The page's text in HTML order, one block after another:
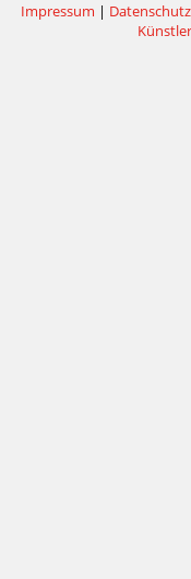
Impressum | Datenschutz